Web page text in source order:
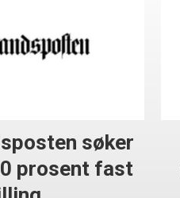
søker
prosent fast